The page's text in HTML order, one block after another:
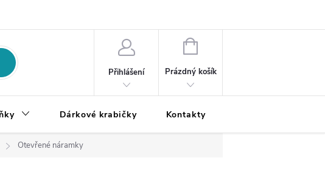
Přihlášení
NÁKUPNÍ
Prázdný košík
Dárkové krabičky Kontakty
Otevřené náramky